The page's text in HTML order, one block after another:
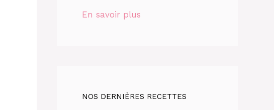
En savoir plus
NOS DERNIÈRES RECETTES